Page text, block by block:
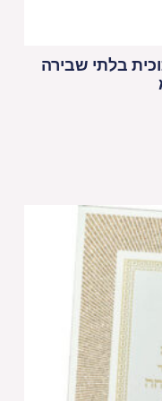
בלתי שבירה